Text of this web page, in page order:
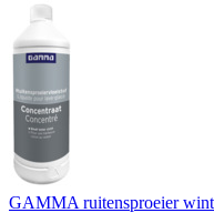
GAMMA ruitensproeier